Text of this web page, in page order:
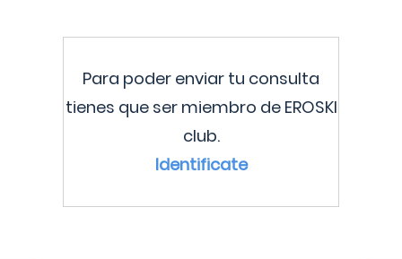
Para poder enviar tu consulta
tienes que ser miembro de EROSKI
club.
Identificate